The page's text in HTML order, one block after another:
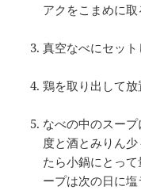
アクをこまめに取
真空なべにセット
鶏を取り出して放
なべの中のスー
度と酒とみりん
たら小鍋にとっ
ープは次の日に